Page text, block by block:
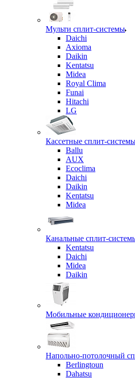
Мульти сплит-системы
Daichi
Axioma
Daikin
Kentatsu
Midea
Royal Clima
Funai
Hitachi
LG
Кассетные сплит-
Ballu
AUX
Ecoclima
Daichi
Daikin
Kentatsu
Midea
Канальные сплит-
Kentatsu
Daichi
Midea
Daikin
Мобильные
Напольно-потолочный
Berlingtoun
Dahatsu